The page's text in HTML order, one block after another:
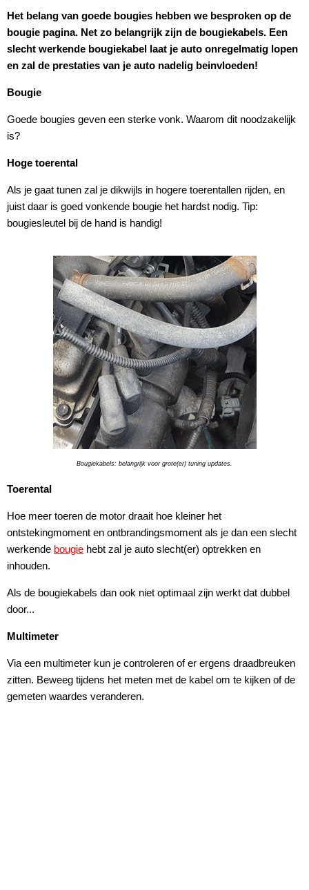
Het belang van goede bougies hebben we besproken op de
bougie pagina. Net zo belangrijk zijn de bougiekabels. Een
slecht werkende bougiekabel laat je auto onregelmatig lopen
en zal de prestaties van je auto nadelig beinvloeden!
Bougie
Goede bougies geven een sterke vonk. Waarom dit noodzakelijk
is?
Hoge toerental
Als je gaat tunen zal je dikwijls in hogere toerentallen rijden, en
juist daar is goed vonkende bougie het hardst nodig. Tip:
bougiesleutel bij de hand is handig!
Bougiekabels: belangrijk voor grote(er) tuning updates.
Toerental
Hoe meer toeren de motor draait hoe kleiner het
ontstekingmoment en ontbrandingsmoment als je dan een slecht
werkende bougie hebt zal je auto slecht(er) optrekken en
inhouden.
Als de bougiekabels dan ook niet optimaal zijn werkt dat dubbel
door...
Multimeter
Via een multimeter kun je controleren of er ergens draadbreuken
zitten. Beweeg tijdens het meten met de kabel om te kijken of de
gemeten waardes veranderen.